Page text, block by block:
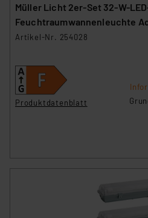
Müller Licht 2er-Set 32-W-
Feuchtraumwannenleuchte
3360 lm, 4000 K, 120 cm
Artikel-Nr. 254028
Produktdatenblatt